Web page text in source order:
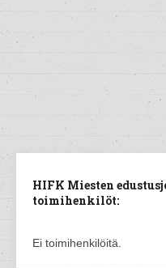
HIFK Miesten
toimihenkilöt:
Ei toimihenkilöitä.